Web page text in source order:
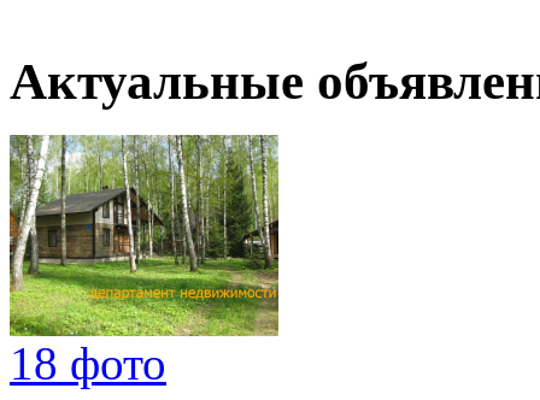
Актуальные
18 фото